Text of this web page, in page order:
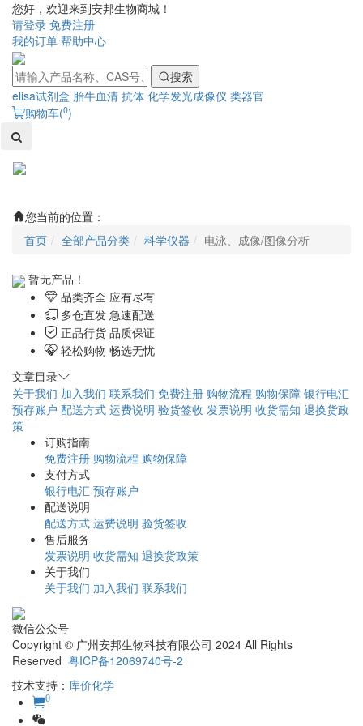
您好，欢迎来到安邦生物商城！
请登录 免费注册
我的订单 帮助中心
搜索
elisa试剂盒 胎牛血清 抗体 化学发光成像仪 类器官
购物车(0)
您当前的位置：
首页
全部产品分类 科学仪器 电泳、成像/图像分析
暂无产品！
品类齐全 应有尽有
多仓直发 急速配送
正品行货 品质保证
轻松购物 畅选无忧
文章目录
关于我们 加入我们 联系我们 免费注册 购物流程 购物保障 银行电汇
预存账户 配送方式 运费说明 验货签收 发票说明 收货需知 退换货政
策
订购指南
免费注册 购物流程 购物保障
支付方式
银行电汇 预存账户
配送说明
配送方式 运费说明 验货签收
售后服务
发票说明 收货需知 退换货政策
关于我们
关于我们 加入我们 联系我们
微信公众号
Copyright © 广州安邦生物科技有限公司 2024 All Rights
Reserved 粤ICP备12069740号-2
技术支持： 库价化学
0